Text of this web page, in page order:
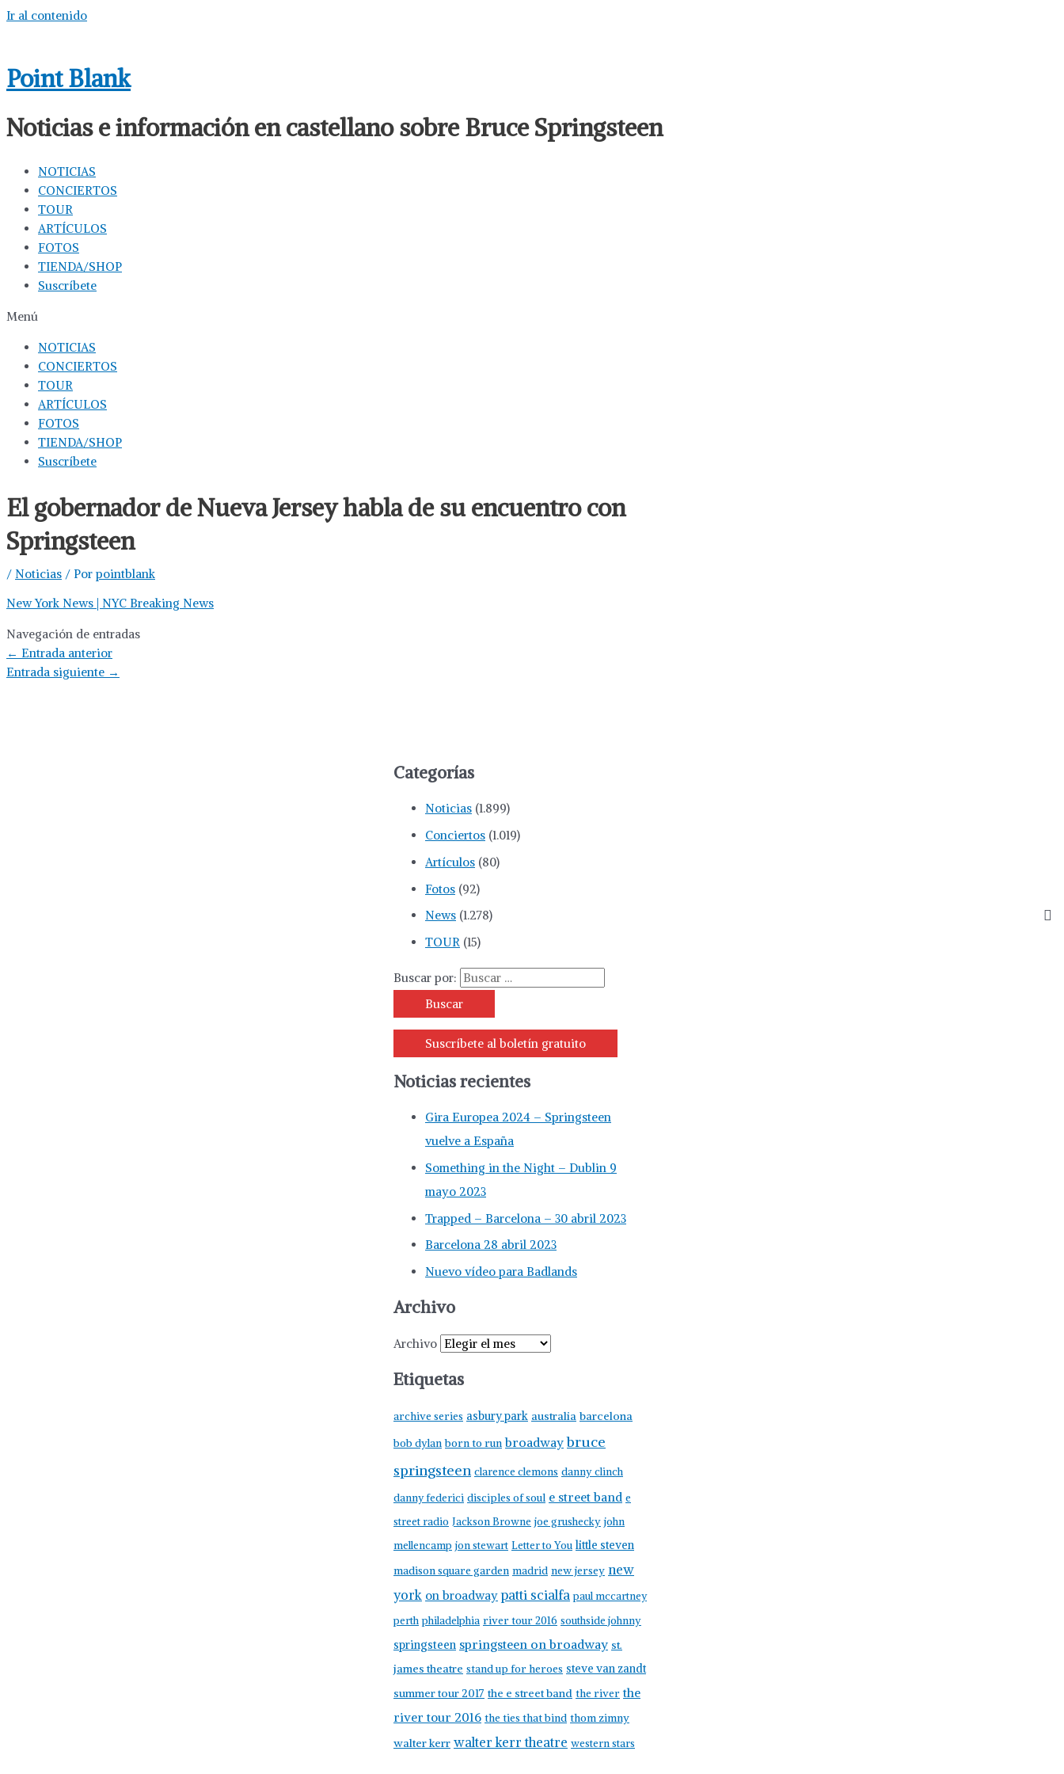
Ir al contenido
Point Blank
Noticias e información en castellano sobre Bruce Springsteen
NOTICIAS
CONCIERTOS
TOUR
ARTÍCULOS
FOTOS
TIENDA/SHOP
Suscríbete
Menú
NOTICIAS
CONCIERTOS
TOUR
ARTÍCULOS
FOTOS
TIENDA/SHOP
Suscríbete
El gobernador de Nueva Jersey habla de su encuentro con
Springsteen
/ Noticias / Por pointblank
New York News | NYC Breaking News
Navegación de entradas
← Entrada anterior
Entrada siguiente →
Categorías
Noticias (1.899)
Conciertos (1.019)
Artículos (80)
Fotos (92)
News (1.278)
TOUR (15)
Buscar por:
Suscríbete al boletín gratuito
Noticias recientes
Gira Europea 2024 – Springsteen
vuelve a España
Something in the Night – Dublin 9
mayo 2023
Trapped – Barcelona – 30 abril 2023
Barcelona 28 abril 2023
Nuevo vídeo para Badlands
Archivo
Archivo
Etiquetas
archive series asbury park australia barcelona
bob dylan born to run broadway bruce
springsteen clarence clemons danny clinch
danny federici disciples of soul e street band e
street radio Jackson Browne joe grushecky john
mellencamp jon stewart Letter to You little steven
madison square garden madrid new jersey new
york on broadway patti scialfa paul mccartney
perth philadelphia river tour 2016 southside johnny
springsteen springsteen on broadway st.
james theatre stand up for heroes steve van zandt
summer tour 2017 the e street band the river the
river tour 2016 the ties that bind thom zimny
walter kerr walter kerr theatre western stars